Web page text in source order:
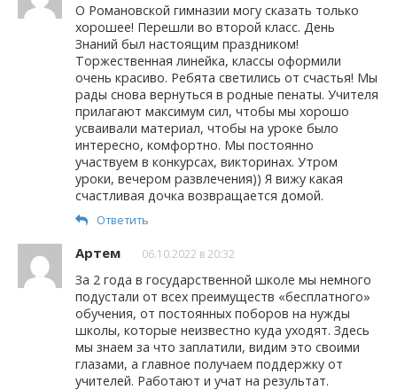
О Романовской гимназии могу сказать только
хорошее! Перешли во второй класс. День
Знаний был настоящим праздником!
Торжественная линейка, классы оформили
очень красиво. Ребята светились от счастья! Мы
рады снова вернуться в родные пенаты. Учителя
прилагают максимум сил, чтобы мы хорошо
усваивали материал, чтобы на уроке было
интересно, комфортно. Мы постоянно
участвуем в конкурсах, викторинах. Утром
уроки, вечером развлечения)) Я вижу какая
счастливая дочка возвращается домой.
Ответить
Артем 06.10.2022 в 20:32
За 2 года в государственной школе мы немного
подустали от всех преимуществ «бесплатного»
обучения, от постоянных поборов на нужды
школы, которые неизвестно куда уходят. Здесь
мы знаем за что заплатили, видим это своими
глазами, а главное получаем поддержку от
учителей. Работают и учат на результат.